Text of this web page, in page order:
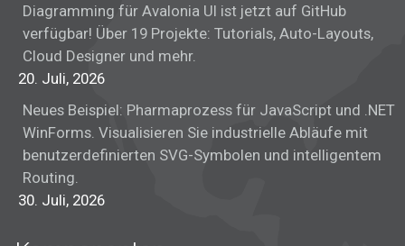
Diagramming für Avalonia UI ist jetzt auf GitHub
verfügbar! Über 19 Projekte: Tutorials, Auto-Layouts,
Cloud Designer und mehr.
20. Juli, 2026
Neues Beispiel: Pharmaprozess für JavaScript und .NET
WinForms. Visualisieren Sie industrielle Abläufe mit
benutzerdefinierten SVG-Symbolen und intelligentem
Routing.
30. Juli, 2026